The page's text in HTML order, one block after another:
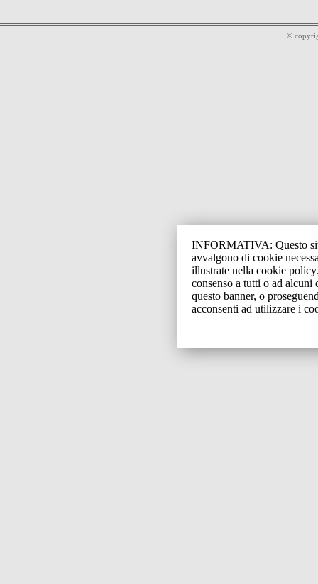
©
INFORMATIVA: Questo
avvalgono di cookie
illustrate nella cookie
consenso a tutti o ad
questo banner, o
acconsenti ad utilizzare i